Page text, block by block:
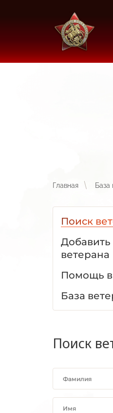
Главная База
Поиск
Добавить
ветерана
Помощь
База
Поиск